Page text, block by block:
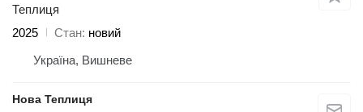
Теплиця
2025
Стан новий
Україна, Вишневе
Нова Теплиця